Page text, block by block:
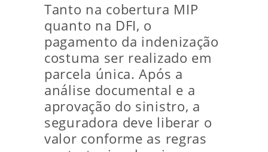
Tanto na cobertura MIP
quanto na DFI, o
pagamento da indenização
costuma ser realizado em
parcela única. Após a
análise documental e a
aprovação do sinistro, a
seguradora deve liberar o
valor conforme as regras